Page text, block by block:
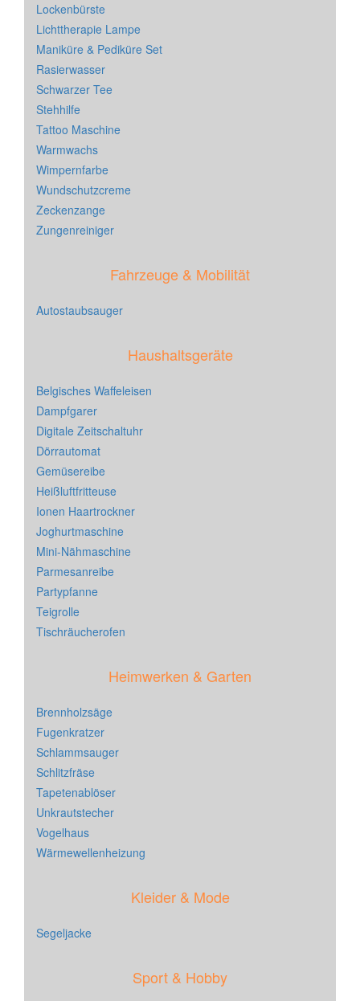
Lockenbürste
Lichttherapie Lampe
Maniküre & Pediküre Set
Rasierwasser
Schwarzer Tee
Stehhilfe
Tattoo Maschine
Warmwachs
Wimpernfarbe
Wundschutzcreme
Zeckenzange
Zungenreiniger
Fahrzeuge & Mobilität
Autostaubsauger
Haushaltsgeräte
Belgisches Waffeleisen
Dampfgarer
Digitale Zeitschaltuhr
Dörrautomat
Gemüsereibe
Heißluftfritteuse
Ionen Haartrockner
Joghurtmaschine
Mini-Nähmaschine
Parmesanreibe
Partypfanne
Teigrolle
Tischräucherofen
Heimwerken & Garten
Brennholzsäge
Fugenkratzer
Schlammsauger
Schlitzfräse
Tapetenablöser
Unkrautstecher
Vogelhaus
Wärmewellenheizung
Kleider & Mode
Segeljacke
Sport & Hobby